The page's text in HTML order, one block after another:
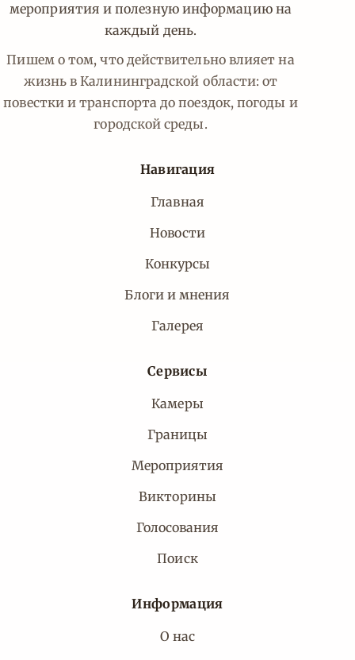
мероприятия и полезную информацию на
каждый день.
Пишем о том, что действительно влияет на
жизнь в Калининградской области: от
повестки и транспорта до поездок, погоды и
городской среды.
Навигация
Главная
Новости
Конкурсы
Блоги и мнения
Галерея
Сервисы
Камеры
Границы
Мероприятия
Викторины
Голосования
Поиск
Информация
О нас